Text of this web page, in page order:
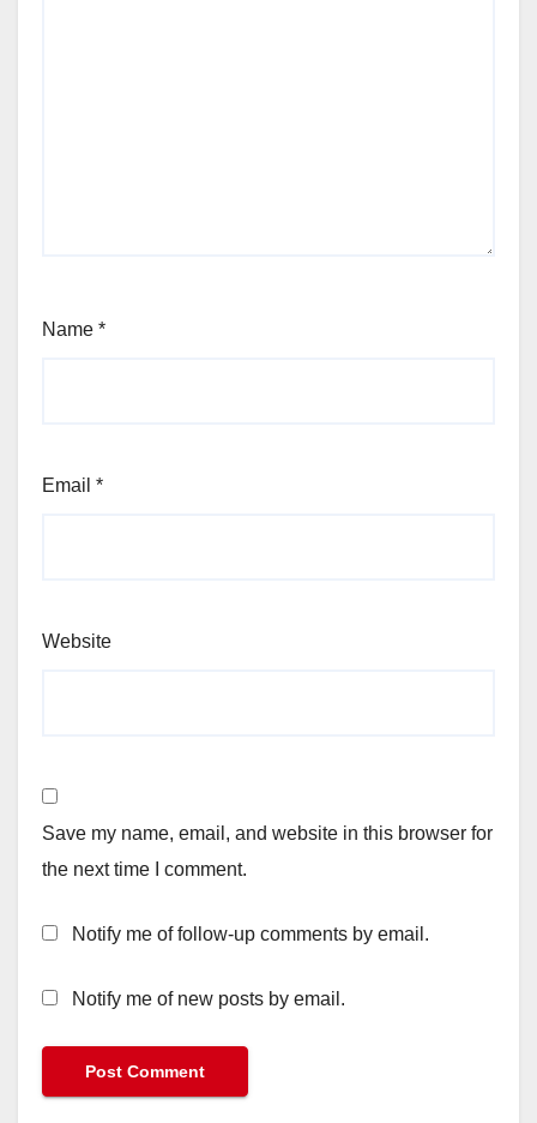
Name *
Email *
Website
Save my name, email, and website in this browser for
the next time I comment.
Notify me of follow-up comments by email.
Notify me of new posts by email.